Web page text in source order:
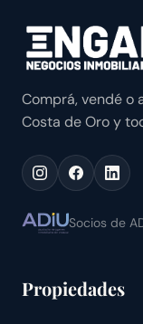
Comprá, vendé o
Costa de Oro y
Socios de
Propiedades